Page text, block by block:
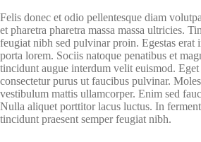
Felis donec et odio pellentesque diam
et pharetra pharetra massa massa ultricies.
feugiat nibh sed pulvinar proin. Egestas erat
porta lorem. Sociis natoque penatibus et
tincidunt augue interdum velit euismod.
consectetur purus ut faucibus pulvinar.
vestibulum mattis ullamcorper. Enim sed
Nulla aliquet porttitor lacus luctus. In
tincidunt praesent semper feugiat nibh.